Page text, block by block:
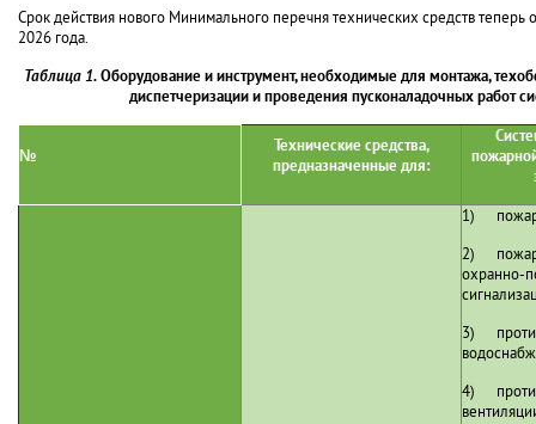
Срок действия нового Минимального перечня технических средств теперь
2026 года.
Таблица 1.Оборудование и инструмент, необходимые для монтажа,
диспетчеризации и проведения пусконаладочных работ
№
Технические средства,
предназначенные для:
1)
2)
охранно-
3)
4)